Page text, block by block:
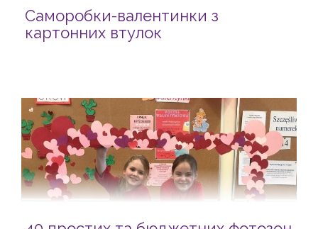
Саморобки-валентинки з
картонних втулок